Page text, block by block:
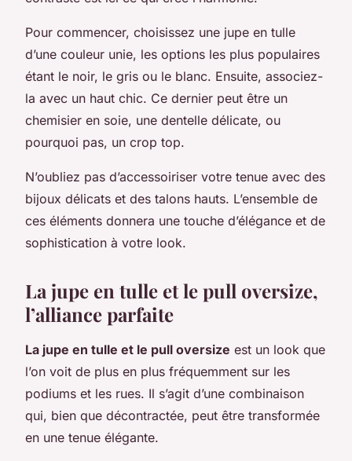
Pour commencer, choisissez une jupe en tulle
d’une couleur unie, les options les plus populaires
étant le noir, le gris ou le blanc. Ensuite, associez-
la avec un haut chic. Ce dernier peut être un
chemisier en soie, une dentelle délicate, ou
pourquoi pas, un crop top.
N’oubliez pas d’accessoiriser votre tenue avec des
bijoux délicats et des talons hauts. L’ensemble de
ces éléments donnera une touche d’élégance et de
sophistication à votre look.
La jupe en tulle et le pull oversize,
l’alliance parfaite
La jupe en tulle et le pull oversize est un look que
l’on voit de plus en plus fréquemment sur les
podiums et les rues. Il s’agit d’une combinaison
qui, bien que décontractée, peut être transformée
en une tenue élégante.